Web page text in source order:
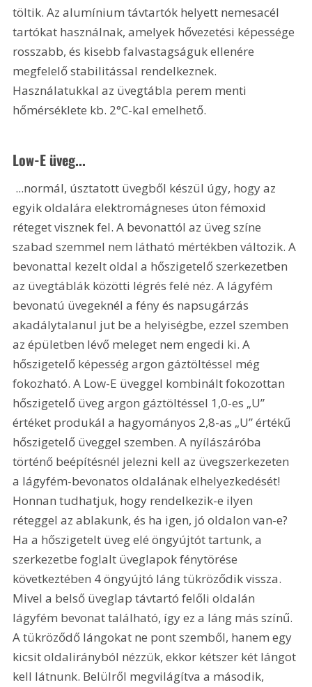
töltik. Az alumínium távtartók helyett nemesacél
tartókat használnak, amelyek hővezetési képessége
rosszabb, és kisebb falvastagságuk ellenére
megfelelő stabilitással rendelkeznek.
Használatukkal az üvegtábla perem menti
hőmérséklete kb. 2°C-kal emelhető.
Low-E üveg...
egyik oldalára elektromágneses úton fémoxid
réteget visznek fel. A bevonattól az üveg színe
szabad szemmel nem látható mértékben változik. A
bevonattal kezelt oldal a hőszigetelő szerkezetben
az üvegtáblák közötti légrés felé néz. A lágyfém
bevonatú üvegeknél a fény és napsugárzás
akadálytalanul jut be a helyiségbe, ezzel szemben
az épületben lévő meleget nem engedi ki. A
hőszigetelő képesség argon gáztöltéssel még
fokozható. A Low-E üveggel kombinált fokozottan
hőszigetelő üveg argon gáztöltéssel 1,0-es „U”
értéket produkál a hagyományos 2,8-as „U” értékű
hőszigetelő üveggel szemben. A nyílászáróba
történő beépítésnél jelezni kell az üvegszerkezeten
a lágyfém-bevonatos oldalának elhelyezkedését!
Honnan tudhatjuk, hogy rendelkezik-e ilyen
réteggel az ablakunk, és ha igen, jó oldalon van-e?
Ha a hőszigetelt üveg elé öngyújtót tartunk, a
szerkezetbe foglalt üveglapok fénytörése
következtében 4 öngyújtó láng tükröződik vissza.
Mivel a belső üveglap távtartó felőli oldalán
lágyfém bevonat található, így ez a láng más színű.
A tükröződő lángokat ne pont szemből, hanem egy
kicsit oldalirányból nézzük, ekkor kétszer két lángot
kell látnunk. Belülről megvilágítva a második,